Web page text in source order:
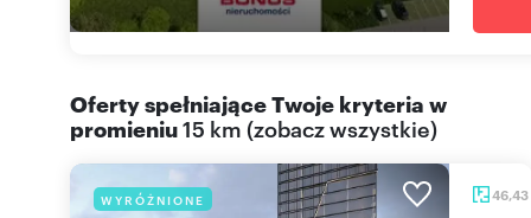
Oferty spełniające Twoje kryteria w
promieniu15 km (zobacz wszystkie)
WYRÓŻNIONE 46,43